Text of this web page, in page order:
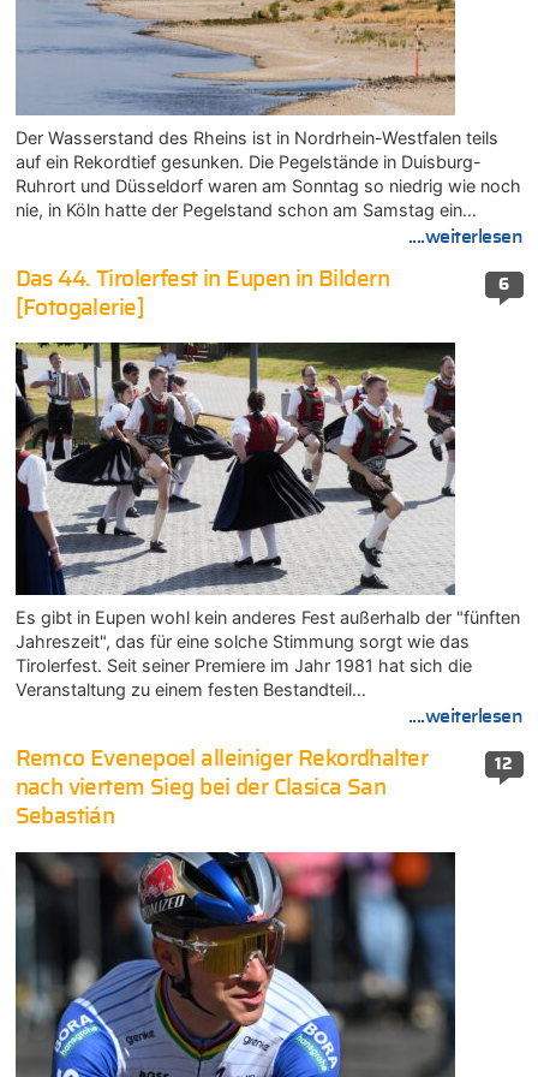
Der Wasserstand des Rheins ist in Nordrhein-Westfalen teils
auf ein Rekordtief gesunken. Die Pegelstände in Duisburg-
Ruhrort und Düsseldorf waren am Sonntag so niedrig wie noch
nie, in Köln hatte der Pegelstand schon am Samstag ein…
....weiterlesen
6
Das 44. Tirolerfest in Eupen in Bildern
[Fotogalerie]
Es gibt in Eupen wohl kein anderes Fest außerhalb der "fünften
Jahreszeit", das für eine solche Stimmung sorgt wie das
Tirolerfest. Seit seiner Premiere im Jahr 1981 hat sich die
Veranstaltung zu einem festen Bestandteil…
....weiterlesen
12
Remco Evenepoel alleiniger Rekordhalter
nach viertem Sieg bei der Clasica San
Sebastián